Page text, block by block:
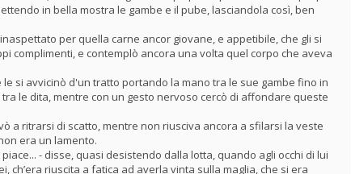
in bella mostra le gambe e il pube, lasciandola così, ben
per quella carne ancor giovane, e appetibile, che gli si
complimenti, e contemplò ancora una volta quel corpo che aveva
si avvicinò d'un tratto portando la mano tra le sue gambe fino in
le dita, mentre con un gesto nervoso cercò di affondare queste
a ritrarsi di scatto, mentre non riusciva ancora a sfilarsi la veste
era un lamento.
- disse, quasi desistendo dalla lotta, quando agli occhi di lui
ch’era riuscita a fatica ad averla vinta sulla maglia, che si era